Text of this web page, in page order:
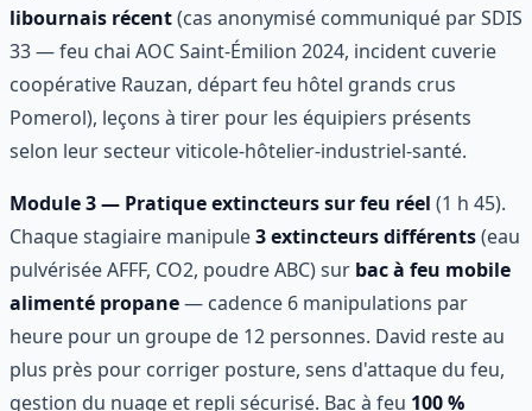
libournais récent(cas anonymisé communiqué par SDIS
33 — feu chai AOC Saint-Émilion 2024, incident cuverie
coopérative Rauzan, départ feu hôtel grands crus
Pomerol), leçons à tirer pour les équipiers présents
selon leur secteur viticole-hôtelier-industriel-santé.
Module 3 — Pratique extincteurs sur feu réel (1 h 45).
Chaque stagiaire manipule3 extincteurs différents(eau
pulvérisée AFFF, CO2, poudre ABC) sur bac à feu mobile
alimenté propane— cadence 6 manipulations par
heure pour un groupe de 12 personnes. David reste au
plus près pour corriger posture, sens d'attaque du feu,
gestion du nuage et repli sécurisé. Bac à feu 100 %